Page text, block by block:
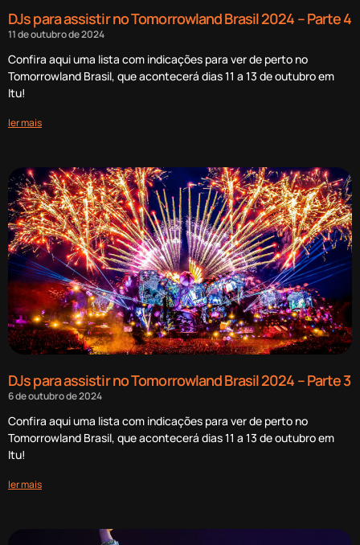
DJs para assistir no Tomorrowland Brasil 2024 – Parte 4
11 de outubro de 2024
Confira aqui uma lista com indicações para ver de perto no
Tomorrowland Brasil, que acontecerá dias 11 a 13 de outubro em
Itu!
ler mais
DJs para assistir no Tomorrowland Brasil 2024 – Parte 3
6 de outubro de 2024
Confira aqui uma lista com indicações para ver de perto no
Tomorrowland Brasil, que acontecerá dias 11 a 13 de outubro em
Itu!
ler mais